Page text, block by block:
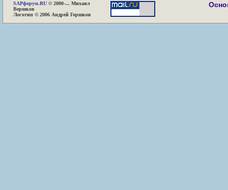
SAPфорум.RU © 2000-... Михаил
Вершков
Логотип © 2006 Андрей Горшков